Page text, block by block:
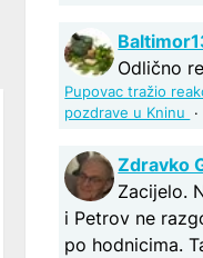
Odlično
Pupovac tražio
pozdrave u Kninu
Zdravko
Zacijelo.
i Petrov ne
po hodnicima.